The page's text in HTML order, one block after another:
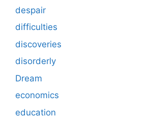
despair
difficulties
discoveries
disorderly
Dream
economics
education